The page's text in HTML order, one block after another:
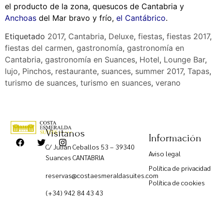
el producto de la zona, quesucos de Cantabria y
Anchoas del Mar bravo y frío, el Cantábrico.
Etiquetado 2017, Cantabria, Deluxe, fiestas, fiestas 2017,
fiestas del carmen, gastronomía, gastronomía en
Cantabria, gastronomía en Suances, Hotel, Lounge Bar,
lujo, Pinchos, restaurante, suances, summer 2017, Tapas,
turismo de suances, turismo en suances, verano
Visítanos
C/ Julián Ceballos 53 – 39340
Suances CANTABRIA
reservas@costaesmeraldasuites.com
(+34) 942 84 43 43
Información
Aviso legal
Política de privacidad
Política de cookies